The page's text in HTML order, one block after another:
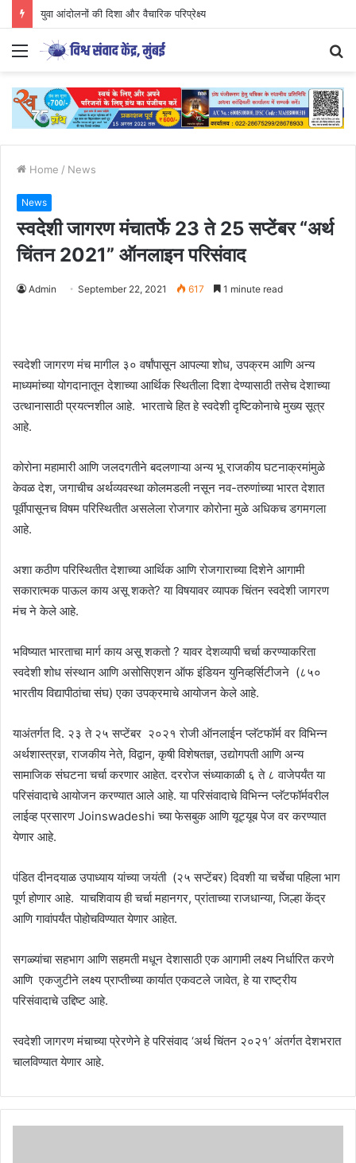
युवा आंदोलनों की दिशा और वैचारिक परिप्रेक्ष्य
Menu
Home / News
News
स्वदेशी जागरण मंचातर्फे 23 ते 25 सप्टेंबर “अर्थ
चिंतन 2021” ऑनलाइन परिसंवाद
Admin September 22, 2021 617 1 minute read
स्वदेशी जागरण मंच मागील ३० वर्षांपासून आपल्या शोध, उपक्रम आणि अन्य
माध्यमांच्या योगदानातून देशाच्या आर्थिक स्थितीला दिशा देण्यासाठी तसेच देशाच्या
उत्थानासाठी प्रयत्नशील आहे. भारताचे हित हे स्वदेशी दृष्टिकोनाचे मुख्य सूत्र
आहे.
कोरोना महामारी आणि जलदगतीने बदलणाऱ्या अन्य भू राजकीय घटनाक्रमांमुळे
केवळ देश, जगाचीच अर्थव्यवस्था कोलमडली नसून नव-तरुणांच्या भारत देशात
पूर्वीपासूनच विषम परिस्थितीत असलेला रोजगार कोरोना मुळे अधिकच डगमगला
आहे.
अशा कठीण परिस्थितीत देशाच्या आर्थिक आणि रोजगाराच्या दिशेने आगामी
सकारात्मक पाऊल काय असू शकते? या विषयावर व्यापक चिंतन स्वदेशी जागरण
मंच ने केले आहे.
भविष्यात भारताचा मार्ग काय असू शकतो ? यावर देशव्यापी चर्चा करण्याकरिता
स्वदेशी शोध संस्थान आणि असोसिएशन ऑफ इंडियन युनिव्हर्सिटीजने (८५०
भारतीय विद्यापीठांचा संघ) एका उपक्रमाचे आयोजन केले आहे.
याअंतर्गत दि. २३ ते २५ सप्टेंबर २०२१ रोजी ऑनलाईन प्लॅटफॉर्म वर विभिन्न
अर्थशास्त्रज्ञ, राजकीय नेते, विद्वान, कृषी विशेषतज्ञ, उद्योगपती आणि अन्य
सामाजिक संघटना चर्चा करणार आहेत. दररोज संध्याकाळी ६ ते ८ वाजेपर्यंत या
परिसंवादाचे आयोजन करण्यात आले आहे. या परिसंवादाचे विभिन्न प्लॅटफॉर्मवरील
लाईव्ह प्रसारण Joinswadeshi च्या फेसबुक आणि यूट्यूब पेज वर करण्यात
येणार आहे.
पंडित दीनदयाळ उपाध्याय यांच्या जयंती (२५ सप्टेंबर) दिवशी या चर्चेचा पहिला भाग
पूर्ण होणार आहे. याचशिवाय ही चर्चा महानगर, प्रांताच्या राजधान्या, जिल्हा केंद्र
आणि गावांपर्यंत पोहोचविण्यात येणार आहेत.
सगळ्यांचा सहभाग आणि सहमती मधून देशासाठी एक आगामी लक्ष्य निर्धारित करणे
आणि एकजुटीने लक्ष्य प्राप्तीच्या कार्यात एकवटले जावेत, हे या राष्ट्रीय
परिसंवादाचे उद्दिष्ट आहे.
स्वदेशी जागरण मंचाच्या प्रेरणेने हे परिसंवाद ‘अर्थ चिंतन २०२१’ अंतर्गत देशभरात
चालविण्यात येणार आहे.